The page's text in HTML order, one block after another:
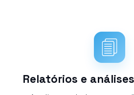
Relatórios e